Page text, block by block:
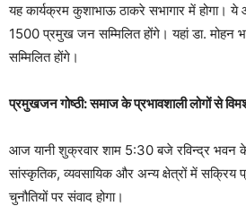
यह कार्यक्रम कुशाभाऊ ठाकरे सभागार में होगा।
1500 प्रमुख जन सम्मिलित होंगे। यहां डा. मोहन
सम्मिलित होंगे।
प्रमुखजन गोष्ठी: समाज के प्रभावशाली लोगों से
आज यानी शुक्रवार शाम 5:30 बजे रविन्द्र भवन के
सांस्कृतिक, व्यवसायिक और अन्य क्षेत्रों में सक्रिय
चुनौतियों पर संवाद होगा।